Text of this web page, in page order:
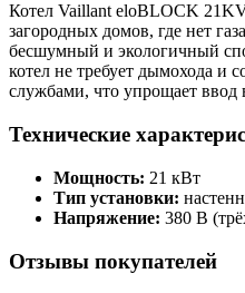
Котел Vaillant eloBLOCK
загородных домов, где нет
бесшумный и экологичный
котел не требует дымохода и
службами, что упрощает ввод
Технические
Мощность: 21 кВт
Тип установки:
Напряжение: 380 В
Отзывы покупателей